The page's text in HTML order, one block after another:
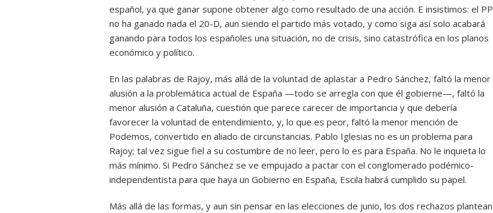
español, ya que ganar supone obtener algo como resultado de una acción. E insistimos: el PP
no ha ganado nada el 20-D, aun siendo el partido más votado, y como siga así solo acabará
ganando para todos los españoles una situación, no de crisis, sino catastrófica en los planos
económico y político.
En las palabras de Rajoy, más allá de la voluntad de aplastar a Pedro Sánchez, faltó la menor
alusión a la problemática actual de España —todo se arregla con que él gobierne—, faltó la
menor alusión a Cataluña, cuestión que parece carecer de importancia y que debería
favorecer la voluntad de entendimiento, y, lo que es peor, faltó la menor mención de
Podemos, convertido en aliado de circunstancias. Pablo Iglesias no es un problema para
Rajoy; tal vez sigue fiel a su costumbre de no leer, pero lo es para España. No le inquieta lo
más mínimo. Si Pedro Sánchez se ve empujado a pactar con el conglomerado podémico-
independentista para que haya un Gobierno en España, Escila habrá cumplido su papel.
Más allá de las formas, y aun sin pensar en las elecciones de junio, los dos rechazos plantean